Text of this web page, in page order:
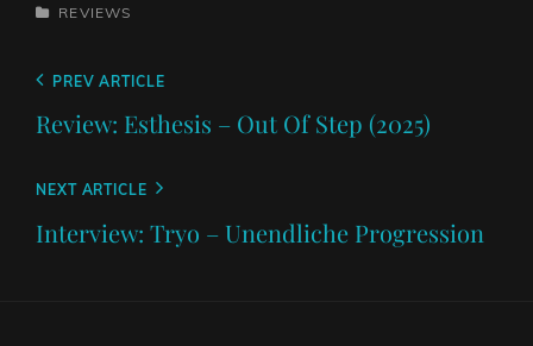
CATEGORIES
REVIEWS
Beitragsnavigation
Previous
PREV ARTICLE
Review: Esthesis – Out Of Step (2025)
Next
NEXT ARTICLE
Interview: Tryo – Unendliche Progression